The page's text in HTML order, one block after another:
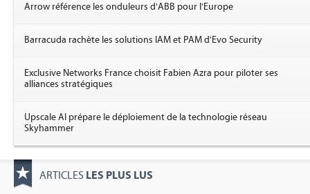
Arrow référence les onduleurs d'ABB pour l'Europe
Barracuda rachète les solutions IAM et PAM d'Evo Security
Exclusive Networks France choisit Fabien Azra pour piloter ses
alliances stratégiques
Upscale AI prépare le déploiement de la technologie réseau
Skyhammer
ARTICLES LES PLUS LUS